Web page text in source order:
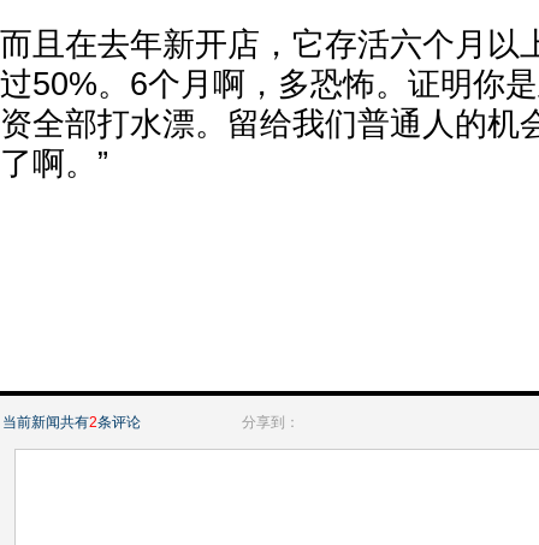
而且在去年新开店，它存活六个月以
过50%。6个月啊，多恐怖。证明你
资全部打水漂。留给我们普通人的机
了啊。”
当前新闻共有2条评论 分享到：